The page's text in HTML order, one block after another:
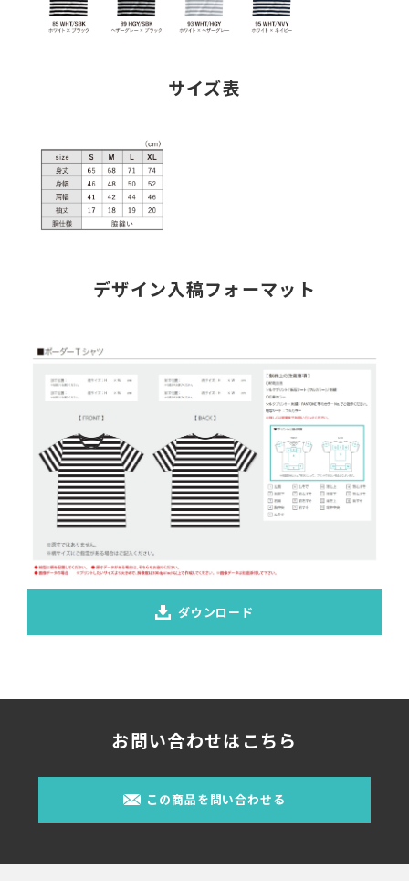
サイズ表
デザイン入稿フォーマット
ダウンロード
お問い合わせはこちら
この商品を問い合わせる